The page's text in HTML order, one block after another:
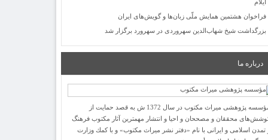
ایلام
فراخوان هشتمین همایش ملّی زبان‌ها و گویش‌های ایران
بزرگداشت شیخ شهاب‌الدین سهروردی در سهرورد برگزار شد
درباره ما
مؤسسه پژوهشی میراث مكتوب در سال 1372 ش به قصد حمایت از
محققان و مصححان و احیا و انتشار مهمترین آثار مكتوب فرهنگ
تمدن اسلامی و ایرانی با نام «دفتر نشر میراث مكتوب» و با كمك وزارت